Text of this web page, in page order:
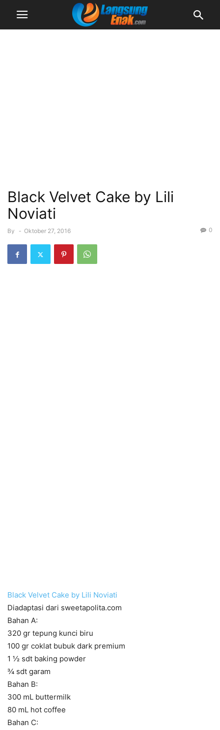
Black Velvet Cake by Lili
Noviati
By - Oktober 27, 2016 0
Black Velvet Cake by Lili Noviati
Diadaptasi dari sweetapolita.com
Bahan A:
320 gr tepung kunci biru
100 gr coklat bubuk dark premium
1 ½ sdt baking powder
¾ sdt garam
Bahan B:
300 mL buttermilk
80 mL hot coffee
Bahan C: